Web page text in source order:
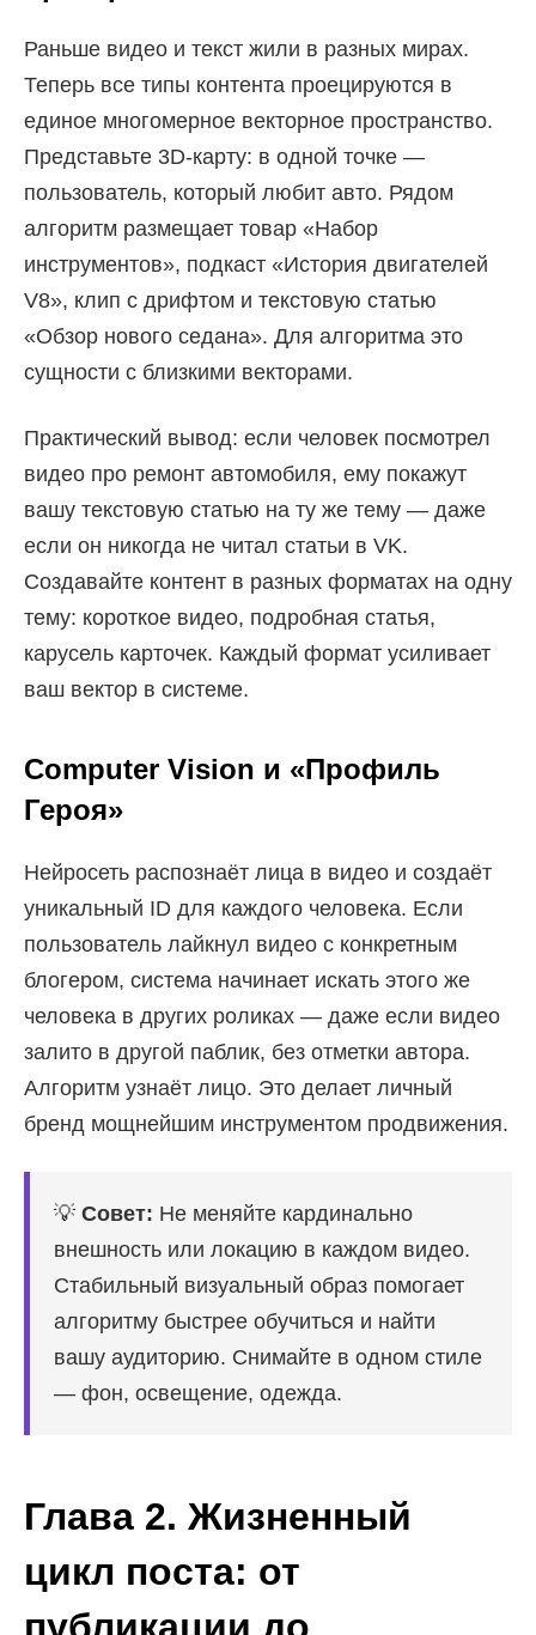
Раньше видео и текст жили в разных мирах.
Теперь все типы контента проецируются в
единое многомерное векторное пространство.
Представьте 3D-карту: в одной точке —
пользователь, который любит авто. Рядом
алгоритм размещает товар «Набор
инструментов», подкаст «История двигателей
V8», клип с дрифтом и текстовую статью
«Обзор нового седана». Для алгоритма это
сущности с близкими векторами.
Практический вывод: если человек посмотрел
видео про ремонт автомобиля, ему покажут
вашу текстовую статью на ту же тему — даже
если он никогда не читал статьи в VK.
Создавайте контент в разных форматах на одну
тему: короткое видео, подробная статья,
карусель карточек. Каждый формат усиливает
ваш вектор в системе.
Computer Vision и «Профиль
Героя»
Нейросеть распознаёт лица в видео и создаёт
уникальный ID для каждого человека. Если
пользователь лайкнул видео с конкретным
блогером, система начинает искать этого же
человека в других роликах — даже если видео
залито в другой паблик, без отметки автора.
Алгоритм узнаёт лицо. Это делает личный
бренд мощнейшим инструментом продвижения.
💡 Совет: Не меняйте кардинально
внешность или локацию в каждом видео.
Стабильный визуальный образ помогает
алгоритму быстрее обучиться и найти
вашу аудиторию. Снимайте в одном стиле
— фон, освещение, одежда.
Глава 2. Жизненный
цикл поста: от